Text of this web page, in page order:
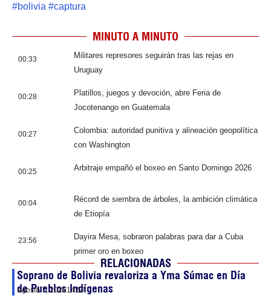
#bolivia #captura
MINUTO A MINUTO
00:33
Militares represores seguirán tras las rejas en
Uruguay
00:28
Platillos, juegos y devoción, abre Feria de
Jocotenango en Guatemala
00:27
Colombia: autoridad punitiva y alineación geopolítica
con Washington
00:25 Arbitraje empañó el boxeo en Santo Domingo 2026
00:04
Récord de siembra de árboles, la ambición climática
de Etiopía
23:56
Dayira Mesa, sobraron palabras para dar a Cuba
primer oro en boxeo
RELACIONADAS
Soprano de Bolivia revaloriza a Yma Súmac en Día
de Pueblos Indígenas
agosto 7, 202614:57